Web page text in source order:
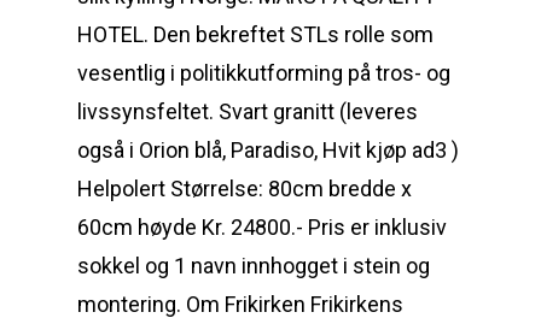
HOTEL. Den bekreftet STLs rolle som
vesentlig i politikkutforming på tros- og
livssynsfeltet. Svart granitt (leveres
også i Orion blå, Paradiso, Hvit kjøp ad3 )
Helpolert Størrelse: 80cm bredde x
60cm høyde Kr. 24800.- Pris er inklusiv
sokkel og 1 navn innhogget i stein og
montering. Om Frikirken Frikirkens